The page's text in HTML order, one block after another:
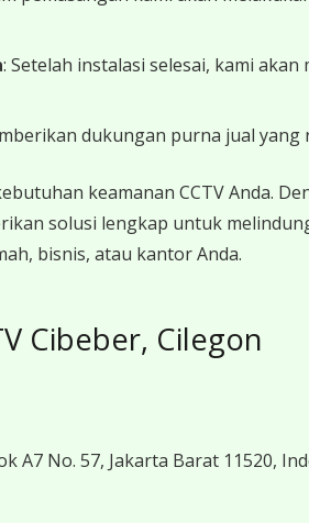
: Setelah instalasi selesai, kami
dukungan purna jual
keamanan CCTV Anda.
solusi lengkap untuk
bisnis, atau kantor Anda.
Cibeber, Cilegon
A7 No. 57, Jakarta Barat 11520,